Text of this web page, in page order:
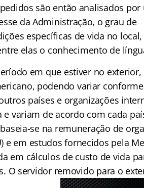
são então analisados
da Administração, o grau de
específicas de vida no
elas o conhecimento de
em que estiver no
podendo variar
países e organizações
variam de acordo com cada
se na remuneração de
e em estudos fornecidos pela
em cálculos de custo de vida
O servidor removido para o